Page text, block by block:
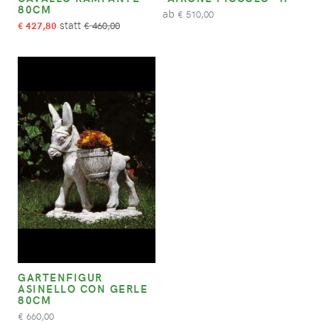
80CM
€ 427,80 €460,00
ab € 510,00
GARTENFIGUR
ASINELLO CON GERLE
80CM
€ 660,00